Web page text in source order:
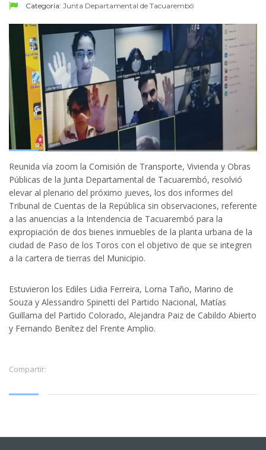
Categoría: Junta Departamental de Tacuarembó
Reunida vía zoom la Comisión de Transporte, Vivienda y Obras
Públicas de la Junta Departamental de Tacuarembó, resolvió
elevar al plenario del próximo jueves, los dos informes del
Tribunal de Cuentas de la República sin observaciones, referente
a las anuencias a la Intendencia de Tacuarembó para la
expropiación de dos bienes inmuebles de la planta urbana de la
ciudad de Paso de los Toros con el objetivo de que se integren
a la cartera de tierras del Municipio.
Estuvieron los Ediles Lidia Ferreira, Lorna Taño, Marino de
Souza y Alessandro Spinetti del Partido Nacional, Matías
Guillama del Partido Colorado, Alejandra Paiz de Cabildo Abierto
y Fernando Benítez del Frente Amplio.
Compartir: